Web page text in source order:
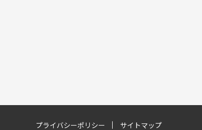
プライバシーポリシー サイトマップ